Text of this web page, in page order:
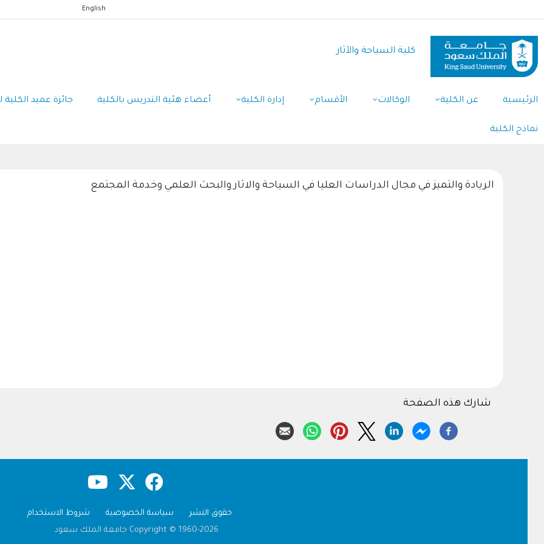
المحتوى
الرئيسي
English
كلية السياحة والآثار
Navigation
الرئيسية عن الكلية الوكالات الأقسام إدارة الكلية أعضاء هئية التدريس بالكلية جائزة عميد الكلية
نماذج الكلية
الريادة والتميز في مجال الدراسات العليا في السياحة والاثار والبحث العلمي وخدمة المجتمع
شارك هذه الصفحة
حقوق النشر سياسة الخصوصية
شروط الاستخدام
Copyright © 1960-2026 جامعة الملك سعود